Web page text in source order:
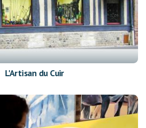
L'Artisan du Cuir